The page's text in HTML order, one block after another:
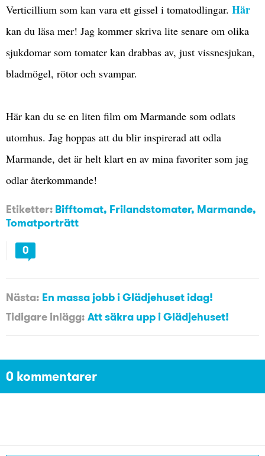
Verticillium som kan vara ett gissel i tomatodlingar. Här
kan du läsa mer! Jag kommer skriva lite senare om olika
sjukdomar som tomater kan drabbas av, just vissnesjukan,
bladmögel, rötor och svampar.
Här kan du se en liten film om Marmande som odlats
utomhus. Jag hoppas att du blir inspirerad att odla
Marmande, det är helt klart en av mina favoriter som jag
odlar återkommande!
Etiketter: Bifftomat, Frilandstomater, Marmande,
Tomatporträtt
0
Nästa: En massa jobb i Glädjehuset idag!
Tidigare inlägg: Att säkra upp i Glädjehuset!
0 kommentarer